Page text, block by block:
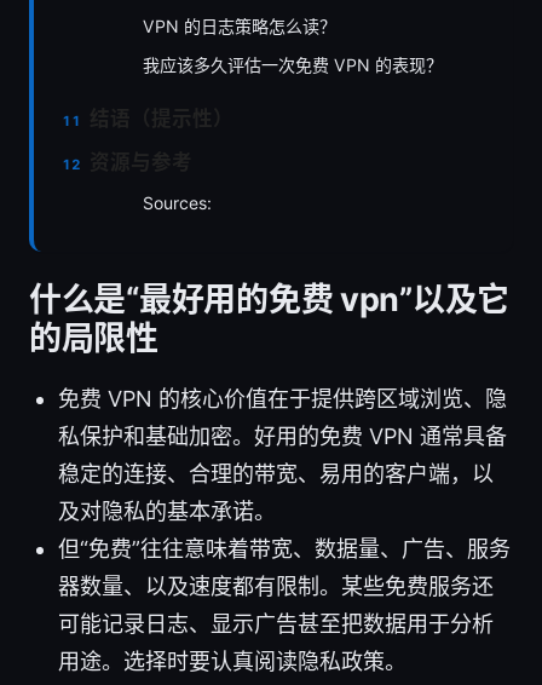
VPN 的日志策略怎么读？
我应该多久评估一次免费 VPN 的表现？
Sources:
什么是“最好用的免费 vpn”以及它
的局限性
免费 VPN 的核心价值在于提供跨区域浏览、隐
私保护和基础加密。好用的免费 VPN 通常具备
稳定的连接、合理的带宽、易用的客户端，以
及对隐私的基本承诺。
但“免费”往往意味着带宽、数据量、广告、服务
器数量、以及速度都有限制。某些免费服务还
可能记录日志、显示广告甚至把数据用于分析
用途。选择时要认真阅读隐私政策。